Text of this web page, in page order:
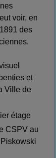
voir, en
des
et
Ville de
étage
CSPV au